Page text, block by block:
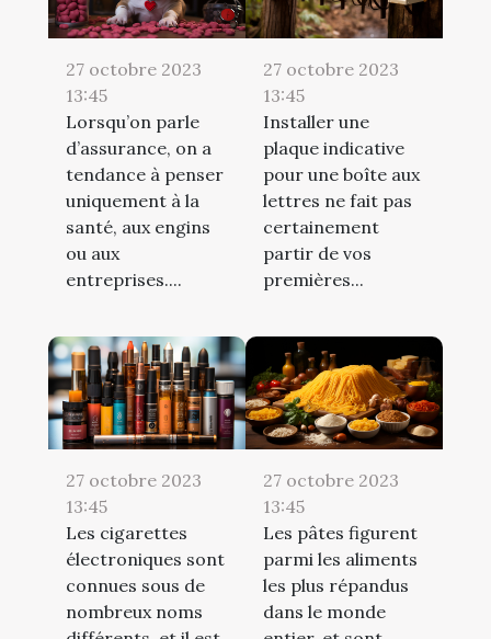
27 octobre 2023
13:45
Lorsqu’on parle
d’assurance, on a
tendance à penser
uniquement à la
santé, aux engins
ou aux
entreprises....
27 octobre 2023
13:45
Installer une
plaque indicative
pour une boîte aux
lettres ne fait pas
certainement
partir de vos
premières...
27 octobre 2023
13:45
Les cigarettes
électroniques sont
connues sous de
nombreux noms
27 octobre 2023
13:45
Les pâtes figurent
parmi les aliments
les plus répandus
dans le monde